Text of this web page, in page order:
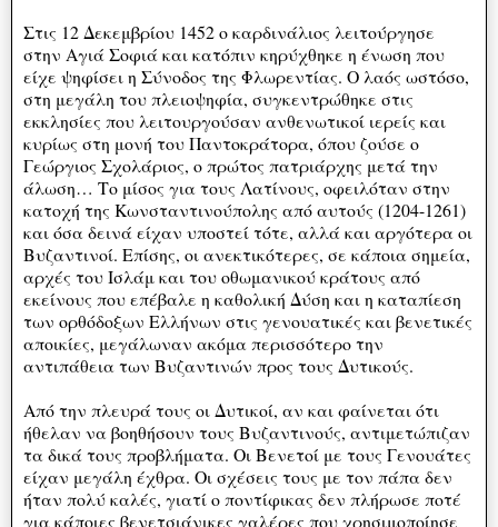
Στις 12 Δεκεμβρίου 1452 ο καρδινάλιος λειτούργησε
στην Αγιά Σοφιά και κατόπιν κηρύχθηκε η ένωση που
είχε ψηφίσει η Σύνοδος της Φλωρεντίας. Ο λαός ωστόσο,
στη μεγάλη του πλειοψηφία, συγκεντρώθηκε στις
εκκλησίες που λειτουργούσαν ανθενωτικοί ιερείς και
κυρίως στη μονή του Παντοκράτορα, όπου ζούσε ο
Γεώργιος Σχολάριος, ο πρώτος πατριάρχης μετά την
άλωση… Το μίσος για τους Λατίνους, οφειλόταν στην
κατοχή της Κωνσταντινούπολης από αυτούς (1204-1261)
και όσα δεινά είχαν υποστεί τότε, αλλά και αργότερα οι
Βυζαντινοί. Επίσης, οι ανεκτικότερες, σε κάποια σημεία,
αρχές του Ισλάμ και του οθωμανικού κράτους από
εκείνους που επέβαλε η καθολική Δύση και η καταπίεση
των ορθόδοξων Ελλήνων στις γενουατικές και βενετικές
αποικίες, μεγάλωναν ακόμα περισσότερο την
αντιπάθεια των Βυζαντινών προς τους Δυτικούς.
Από την πλευρά τους οι Δυτικοί, αν και φαίνεται ότι
ήθελαν να βοηθήσουν τους Βυζαντινούς, αντιμετώπιζαν
τα δικά τους προβλήματα. Οι Βενετοί με τους Γενουάτες
είχαν μεγάλη έχθρα. Οι σχέσεις τους με τον πάπα δεν
ήταν πολύ καλές, γιατί ο ποντίφικας δεν πλήρωσε ποτέ
για κάποιες βενετσιάνικες γαλέρες που χρησιμοποίησε